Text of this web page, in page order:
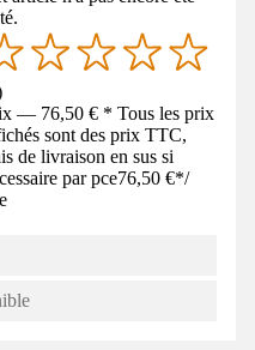
— 76,50 € * Tous les prix
sont des prix TTC,
de livraison en sus si
par pce76,50 €*/